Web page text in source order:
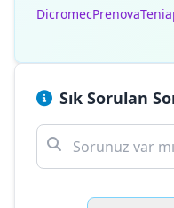
DicromecPrenova
Sık Sorulan